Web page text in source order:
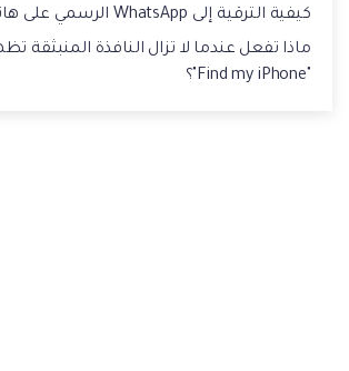
كيفية الترقية إلى WhatsApp الرسمي على هاتف Android؟
ماذا تفعل عندما لا تزال النافذة المنبثقة